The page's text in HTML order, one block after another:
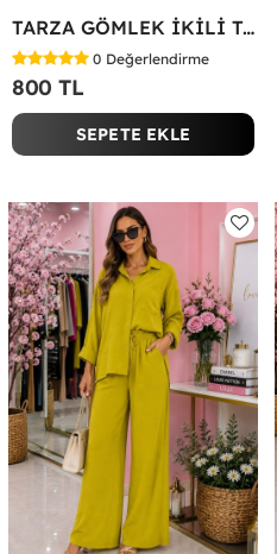
TARZA GÖMLEK İKİLİ TAKIM Lacivert
0 Değerlendirme
800 TL
SEPETE EKLE